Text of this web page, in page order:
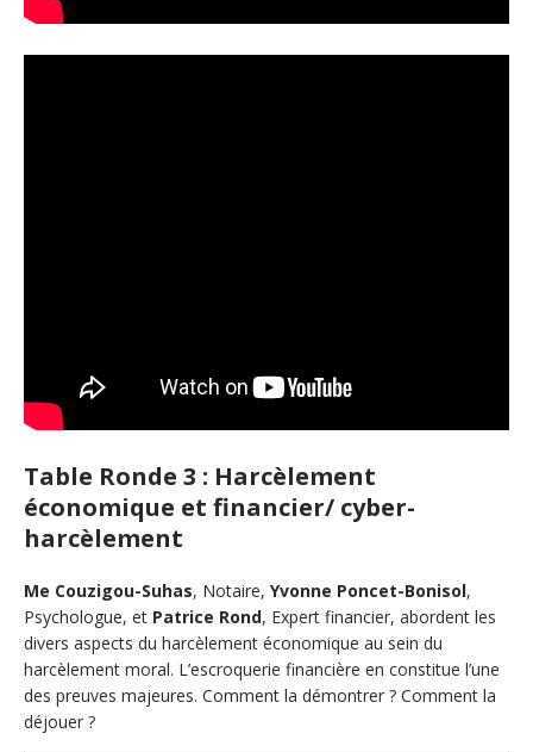
Table Ronde 3 : Harcèlement
économique et financier/ cyber-
harcèlement
Me Couzigou-Suhas, Notaire, Yvonne Poncet-Bonisol,
Psychologue, et Patrice Rond, Expert financier, abordent les
divers aspects du harcèlement économique au sein du
harcèlement moral. L’escroquerie financière en constitue l’une
des preuves majeures. Comment la démontrer ? Comment la
déjouer ?